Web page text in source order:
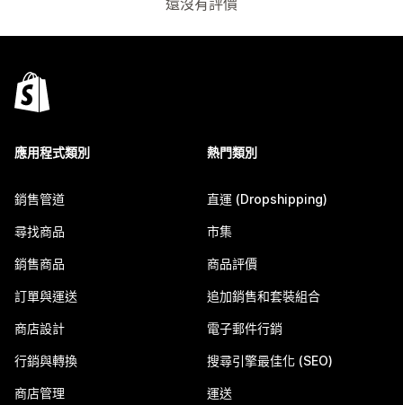
還沒有評價
應用程式類別
銷售管道
尋找商品
銷售商品
訂單與運送
商店設計
行銷與轉換
商店管理
熱門類別
直運 (Dropshipping)
市集
商品評價
追加銷售和套裝組合
電子郵件行銷
搜尋引擎最佳化 (SEO)
運送